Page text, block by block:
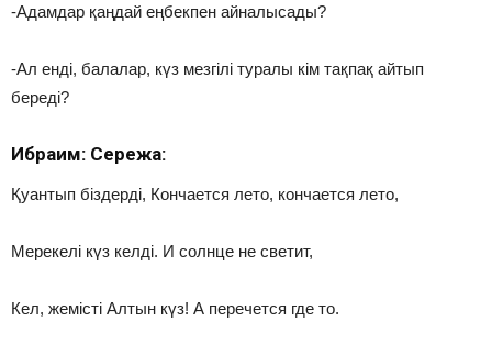
-Адамдар қаңдай еңбекпен айналысады?
-Ал енді, балалар, күз мезгілі туралы кім тақпақ айтып
береді?
Ибраһим: Сережа:
Қуантып біздерді, Кончается лето, кончается лето,
Мерекелі күз келді. И солнце не светит,
Кел, жемісті Алтын күз! А перечется где то.